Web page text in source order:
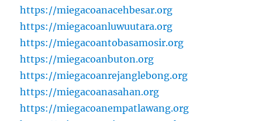
https://miegacoanacehbesar.org
https://miegacoanluwuutara.org
https://miegacoantobasamosir.org
https://miegacoanbuton.org
https://miegacoanrejanglebong.org
https://miegacoanasahan.org
https://miegacoanempatlawang.org